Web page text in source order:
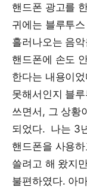
핸드폰 광고를
귀에는 블루투
흘러나오는 음
핸드폰에 손도
한다는 내용이
못해서인지 블
쓰면서, 그 상황
되었다. 나는 3
핸드폰을 사용
쓸려고 해 왔지
불편하였다. 아